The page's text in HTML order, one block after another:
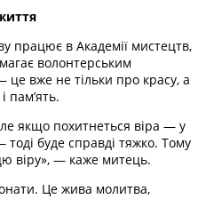
працює в Академії мистецтв,
волонтерським
це вже не тільки про красу, а
пам’ять.
якщо похитнеться віра — у
буде справді тяжко. Тому
віру», — каже митець.
Це жива молитва,